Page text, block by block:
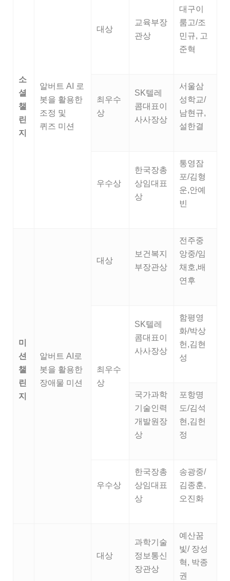
소
셜
챌
린
지
알버트 AI 로
봇을 활용한
조정 및
퀴즈 미션
대상
교육부장
관상
대구이
룸고/조
민규, 고
준혁
최우수
상
SK텔레
콤대표이
사사장상
서울삼
성학교/
남현규,
설한결
우수상
한국장총
상임대표
상
통영잠
포/김형
운,안예
빈
미
션
챌
린
지
알버트 AI로
봇을 활용한
장애물 미션
대상
보건복지
부장관상
전주중
앙중/임
채호,배
연후
최우수
상
SK텔레
콤대표이
사사장상
함평영
화/박상
헌,김현
성
국가과학
기술인력
개발원장
상
포항명
도/김석
현,김헌
정
우수상
한국장총
상임대표
상
송광중/
김종훈,
오진화
대상
과학기술
정보통신
장관상
예산꿈
빛/ 장성
혁, 박종
권